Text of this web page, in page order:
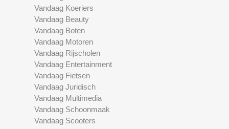
Vandaag Koeriers
Vandaag Beauty
Vandaag Boten
Vandaag Motoren
Vandaag Rijscholen
Vandaag Entertainment
Vandaag Fietsen
Vandaag Juridisch
Vandaag Multimedia
Vandaag Schoonmaak
Vandaag Scooters